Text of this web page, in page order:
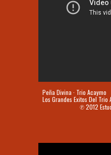
Peña Divina · Trio Acaymo
Los Grandes Exitos Del
℗ 2012